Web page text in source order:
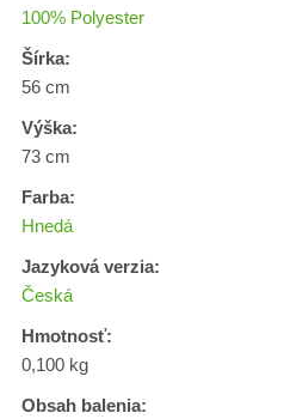
100% Polyester
Šírka:
56 cm
Výška:
73 cm
Farba:
Hnedá
Jazyková verzia:
Česká
Hmotnosť:
0,100 kg
Obsah balenia: